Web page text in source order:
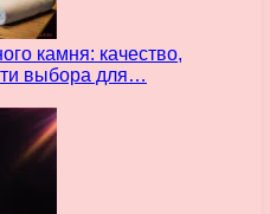
камня: качество,
выбора для…